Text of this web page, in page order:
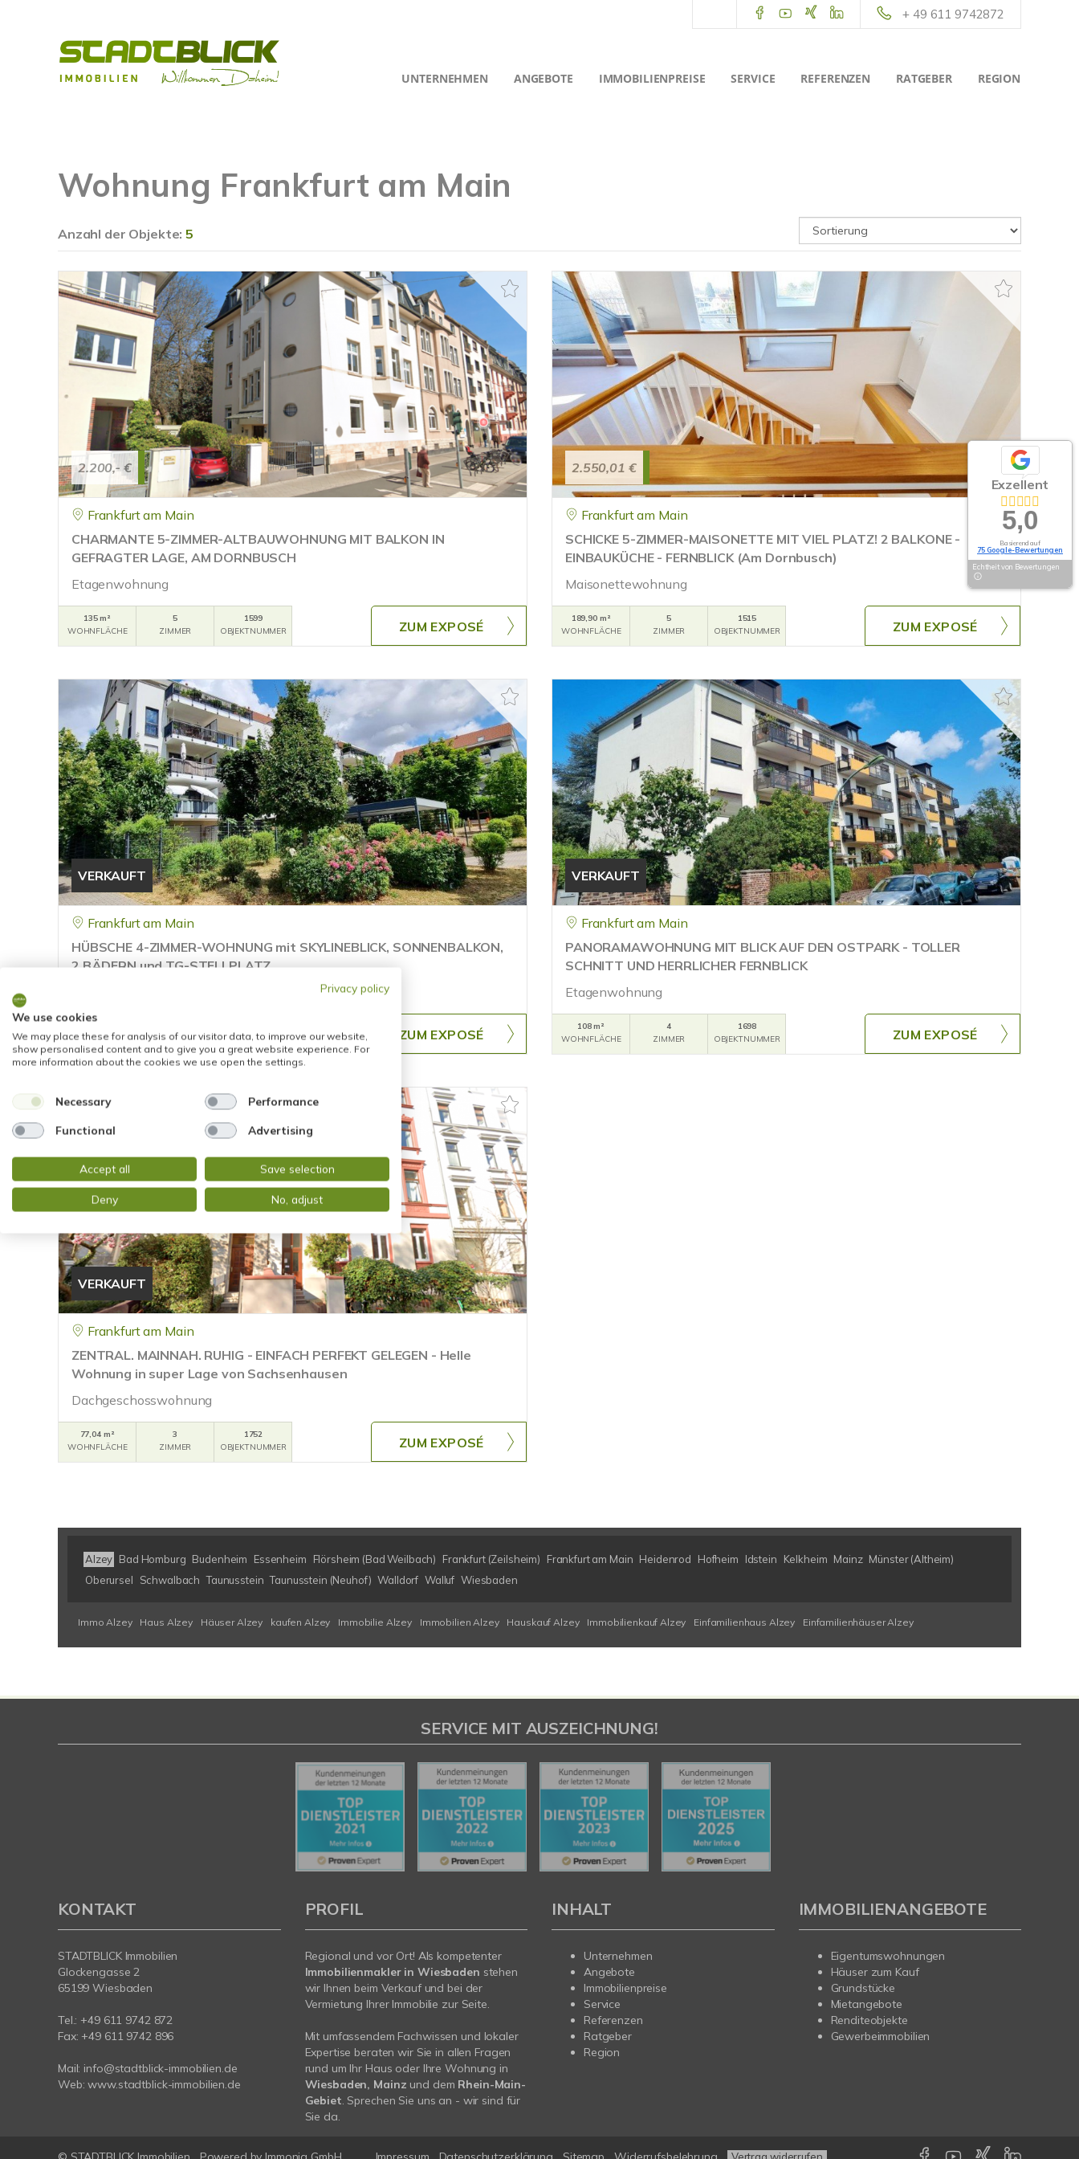
+ 49 611 9742872
UNTERNEHMEN ANGEBOTE IMMOBILIENPREISE SERVICE REFERENZEN RATGEBER REGION
Wohnung Frankfurt am Main
Anzahl der Objekte:5
2.200,- €
Frankfurt am Main
CHARMANTE 5-ZIMMER-ALTBAUWOHNUNG MIT BALKON IN
GEFRAGTER LAGE, AM DORNBUSCH
Etagenwohnung
135 m²
WOHNFLÄCHE
5
ZIMMER
1599
OBJEKTNUMMER
ZUM EXPOSÉ
2.550,01 €
Frankfurt am Main
SCHICKE 5-ZIMMER-MAISONETTE MIT VIEL PLATZ! 2 BALKONE -
EINBAUKÜCHE - FERNBLICK (Am Dornbusch)
Maisonettewohnung
189,90 m²
WOHNFLÄCHE
5
ZIMMER
1515
OBJEKTNUMMER
ZUM EXPOSÉ
VERKAUFT
Frankfurt am Main
HÜBSCHE 4-ZIMMER-WOHNUNG mit SKYLINEBLICK, SONNENBALKON,
2 BÄDERN und TG-STELLPLATZ
WOHNFLÄCHE
ZIMMER
OBJEKTNUMMER
ZUM EXPOSÉ
VERKAUFT
Frankfurt am Main
PANORAMAWOHNUNG MIT BLICK AUF DEN OSTPARK - TOLLER
SCHNITT UND HERRLICHER FERNBLICK
Etagenwohnung
108 m²
WOHNFLÄCHE
4
ZIMMER
1698
OBJEKTNUMMER
ZUM EXPOSÉ
VERKAUFT
Frankfurt am Main
ZENTRAL. MAINNAH. RUHIG - EINFACH PERFEKT GELEGEN - Helle
Wohnung in super Lage von Sachsenhausen
Dachgeschosswohnung
77,04 m²
WOHNFLÄCHE
3
ZIMMER
1752
OBJEKTNUMMER
ZUM EXPOSÉ
Alzey Bad Homburg Budenheim Essenheim Flörsheim (Bad Weilbach) Frankfurt (Zeilsheim) Frankfurt am Main Heidenrod Hofheim Idstein Kelkheim Mainz Münster (Altheim)
Oberursel
Schwalbach Taunusstein Taunusstein (Neuhof) Walldorf Walluf Wiesbaden
Immo Alzey Haus Alzey Häuser Alzey kaufen Alzey Immobilie Alzey Immobilien Alzey Hauskauf Alzey Immobilienkauf Alzey Einfamilienhaus Alzey Einfamilienhäuser Alzey
Exzellent
5,0
Basierend auf
75 Google-Bewertungen
Echtheit von Bewertungen
SERVICE MIT AUSZEICHNUNG!
KONTAKT
STADTBLICK Immobilien
Glockengasse 2
65199 Wiesbaden
Tel.: +49 611 9742 872
Fax: +49 611 9742 896
Mail: info@stadtblick-immobilien.de
Web:www.stadtblick-immobilien.de
PROFIL
Regional und vor Ort! Als kompetenter
Immobilienmakler in Wiesbaden stehen
wir Ihnen beim Verkauf und bei der
Vermietung Ihrer Immobilie zur Seite.
Mit umfassendem Fachwissen und lokaler
Expertise beraten wir Sie in allen Fragen
rund um Ihr Haus oder Ihre Wohnung in
Wiesbaden, Mainz und dem Rhein-Main-
Gebiet. Sprechen Sie uns an - wir sind für
Sie da.
INHALT
Unternehmen
Angebote
Immobilienpreise
Service
Referenzen
Ratgeber
Region
IMMOBILIENANGEBOTE
Eigentumswohnungen
Häuser zum Kauf
Grundstücke
Mietangebote
Renditeobjekte
Gewerbeimmobilien
Privacy policy
We use cookies
We may place these for analysis of our visitor data, to improve our website,
show personalised content and to give you a great website experience. For
more information about the cookies we use open the settings.
Necessary Performance
Functional Advertising
Accept all Save selection
Deny No, adjust